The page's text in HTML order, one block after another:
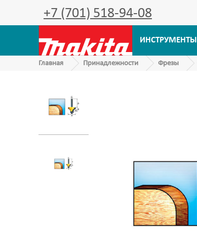
+7 (701) 518-94-08
ИНСТРУМЕНТЫ
Главная Принадлежности Фрезы